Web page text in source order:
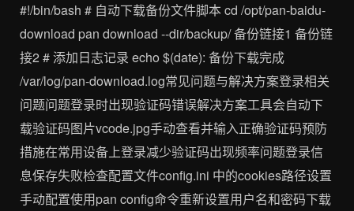
#!/bin/bash # 自动下载备份文件脚本 cd /opt/pan-baidu-
download pan download --dir/backup/ 备份链接1 备份链
接2 # 添加日志记录 echo $(date): 备份下载完成
/var/log/pan-download.log常见问题与解决方案登录相关
问题问题登录时出现验证码错误解决方案工具会自动下
载验证码图片vcode.jpg手动查看并输入正确验证码预防
措施在常用设备上登录减少验证码出现频率问题登录信
息保存失败检查配置文件config.ini 中的cookies路径设置
手动配置使用pan config命令重新设置用户名和密码下载